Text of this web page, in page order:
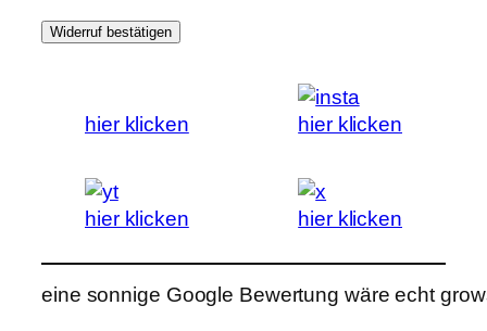
Widerruf bestätigen
hier klicken hier klicken
hier klicken hier klicken
eine sonnige Google Bewertung wäre echt